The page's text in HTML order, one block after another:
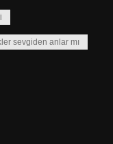
sevgiden anlar mı